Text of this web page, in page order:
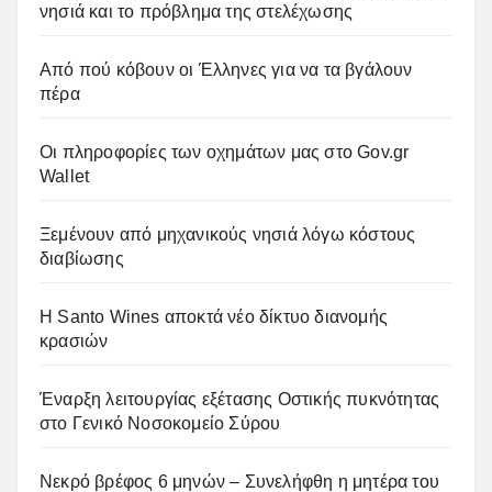
νησιά και το πρόβλημα της στελέχωσης
Από πού κόβουν οι Έλληνες για να τα βγάλουν
πέρα
Οι πληροφορίες των οχημάτων μας στο Gov.gr
Wallet
Ξεμένουν από μηχανικούς νησιά λόγω κόστους
διαβίωσης
Η Santo Wines αποκτά νέο δίκτυο διανομής
κρασιών
Έναρξη λειτουργίας εξέτασης Οστικής πυκνότητας
στο Γενικό Νοσοκομείο Σύρου
Νεκρό βρέφος 6 μηνών – Συνελήφθη η μητέρα του